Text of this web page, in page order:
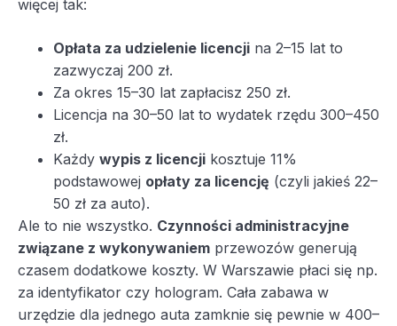
więcej tak:
Opłata za udzielenie licencji na 2–15 lat to
zazwyczaj 200 zł.
Za okres 15–30 lat zapłacisz 250 zł.
Licencja na 30–50 lat to wydatek rzędu 300–450
zł.
Każdy wypis z licencji kosztuje 11%
podstawowej opłaty za licencję (czyli jakieś 22–
50 zł za auto).
Ale to nie wszystko. Czynności administracyjne
związane z wykonywaniem przewozów generują
czasem dodatkowe koszty. W Warszawie płaci się np.
za identyfikator czy hologram. Cała zabawa w
urzędzie dla jednego auta zamknie się pewnie w 400–